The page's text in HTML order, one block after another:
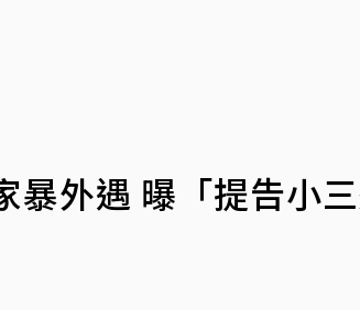
暴外遇 曝「提告小